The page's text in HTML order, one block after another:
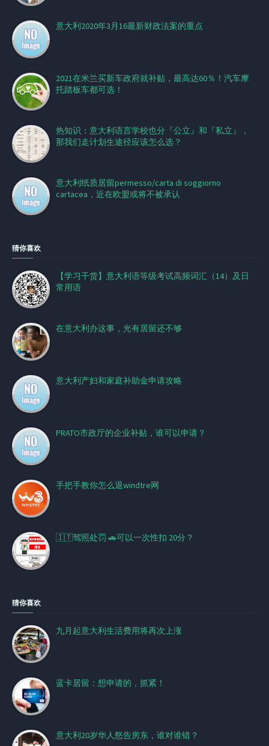
意大利2020年3月16最新财政法案的重点
2021在米兰买新车政府就补贴，最高达60％！汽车摩
托踏板车都可选！
热知识：意大利语言学校也分『公立』和『私立』，
那我们走计划生途径应该怎么选？
意大利纸质居留permesso/carta di soggiorno
cartacea，近在欧盟或将不被承认
猜你喜欢
【学习干货】意大利语等级考试高频词汇（14）及日
常用语
在意大利办这事，光有居留还不够
意大利产妇和家庭补助金申请攻略
PRATO市政厅的企业补贴，谁可以申请？
手把手教你怎么退windtre网
🇮🇹驾照处罚 🚗可以一次性扣 20分？
猜你喜欢
九月起意大利生活费用将再次上涨
蓝卡居留：想申请的，抓紧！
意大利20岁华人怒告房东，谁对谁错？